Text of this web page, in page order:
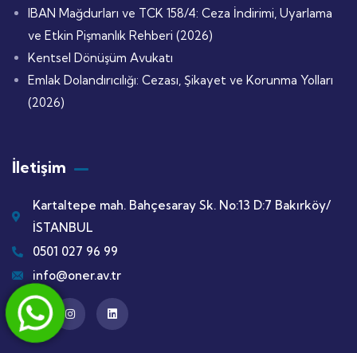
IBAN Mağdurları ve TCK 158/4: Ceza İndirimi, Uyarlama
ve Etkin Pişmanlık Rehberi (2026)
Kentsel Dönüşüm Avukatı
Emlak Dolandırıcılığı: Cezası, Şikayet ve Korunma Yolları
(2026)
İletişim
Kartaltepe mah. Bahçesaray Sk. No:13 D:7 Bakırköy/
İSTANBUL
0501 027 96 99
info@oner.av.tr